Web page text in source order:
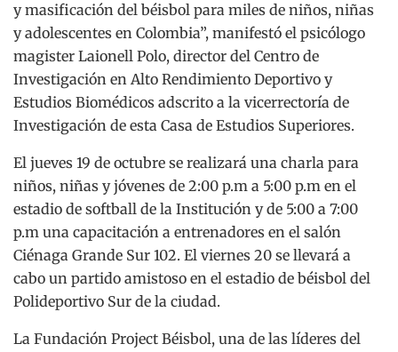
y masificación del béisbol para miles de niños, niñas
y adolescentes en Colombia”, manifestó el psicólogo
magister Laionell Polo, director del Centro de
Investigación en Alto Rendimiento Deportivo y
Estudios Biomédicos adscrito a la vicerrectoría de
Investigación de esta Casa de Estudios Superiores.
El jueves 19 de octubre se realizará una charla para
niños, niñas y jóvenes de 2:00 p.m a 5:00 p.m en el
estadio de softball de la Institución y de 5:00 a 7:00
p.m una capacitación a entrenadores en el salón
Ciénaga Grande Sur 102. El viernes 20 se llevará a
cabo un partido amistoso en el estadio de béisbol del
Polideportivo Sur de la ciudad.
La Fundación Project Béisbol, una de las líderes del